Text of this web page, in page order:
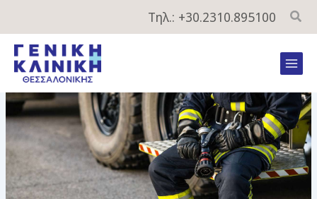
περιεχόμενο
Τηλ.: +30.2310.895100